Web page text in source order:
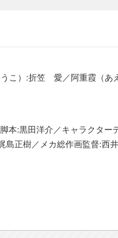
こ）:折笠 愛／阿重霞（あ
本:黒田洋介／キャラクタ
島正樹／メカ総作画監督:西